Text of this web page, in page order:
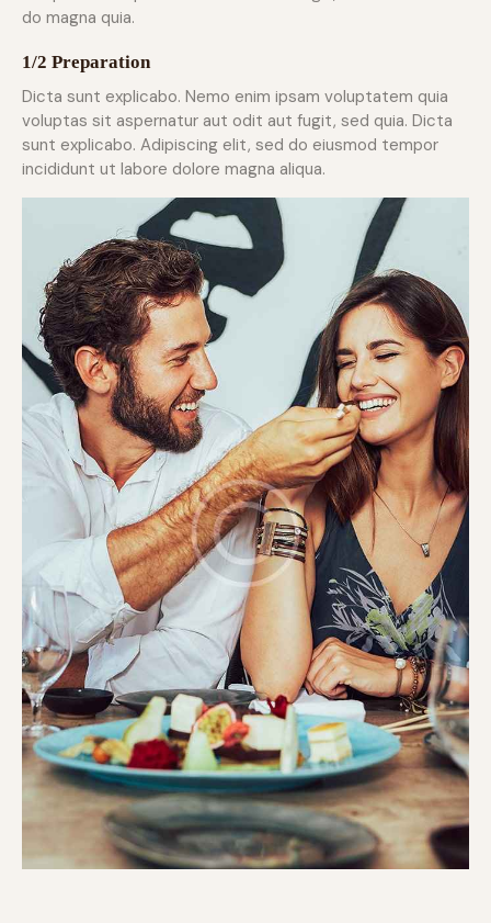
do magna quia.
1/2 Preparation
Dicta sunt explicabo. Nemo enim ipsam voluptatem quia
voluptas sit aspernatur aut odit aut fugit, sed quia. Dicta
sunt explicabo. Adipiscing elit, sed do eiusmod tempor
incididunt ut labore dolore magna aliqua.